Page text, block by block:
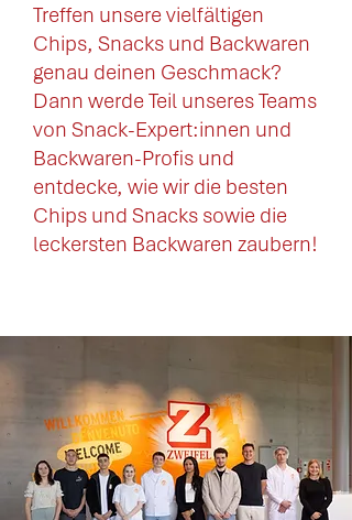
Treffen unsere vielfältigen
Chips, Snacks und Backwaren
genau deinen Geschmack?
Dann werde Teil unseres Teams
von Snack-Expert:innen und
Backwaren-Profis und
entdecke, wie wir die besten
Chips und Snacks sowie die
leckersten Backwaren zaubern!